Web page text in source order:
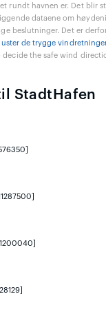
rundt havnen er. Det blir
dataene om
beslutninger. Det er
de trygge
the safe wind
StadtHafen